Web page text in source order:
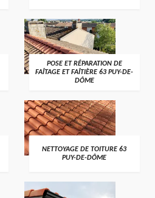
POSE ET RÉPARATION DE
FAÎTAGE ET FAÎTIÈRE 63 PUY-DE-
DÔME
NETTOYAGE DE TOITURE 63
PUY-DE-DÔME